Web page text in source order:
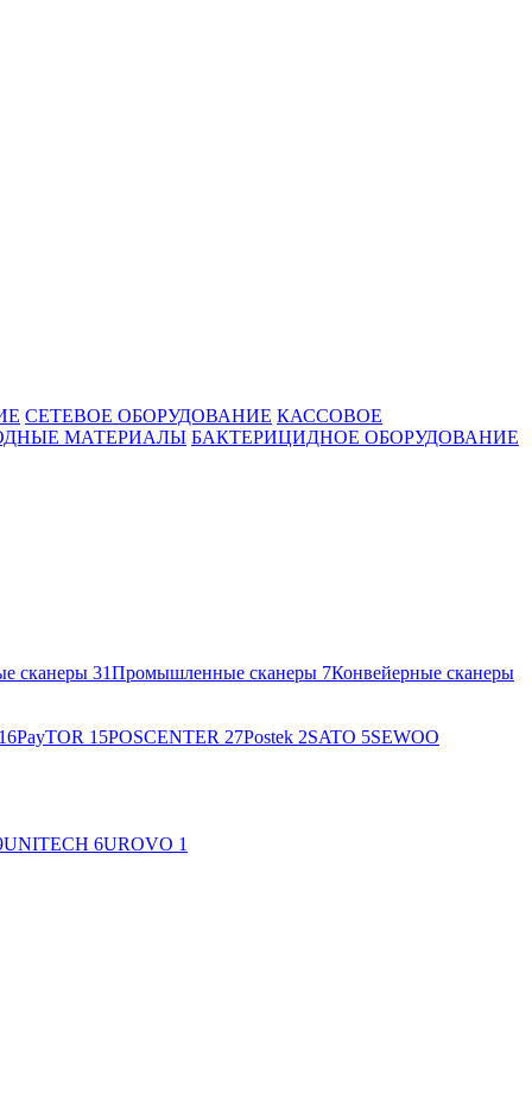
СЕТЕВОЕ ОБОРУДОВАНИЕ КАССОВОЕ
МАТЕРИАЛЫ БАКТЕРИЦИДНОЕ ОБОРУДОВАНИЕ
сканеры 31Промышленные сканеры 7Конвейерные сканеры
16PayTOR 15POSCENTER 27Postek 2SATO 5SEWOO
UNITECH 6UROVO 1